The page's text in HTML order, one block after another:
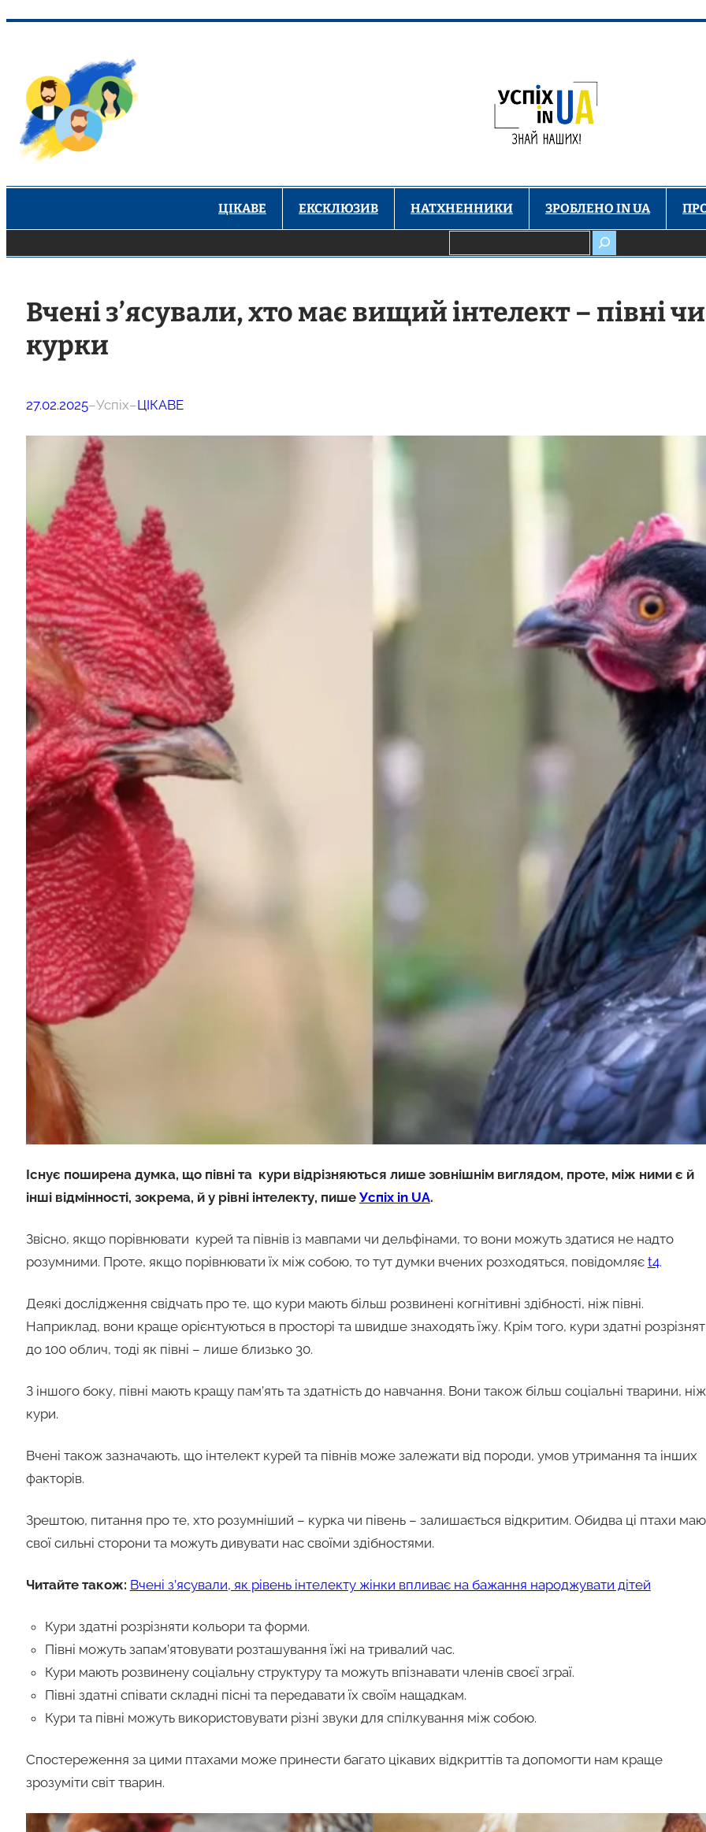
вмісту
ЦІКАВЕ ЕКСКЛЮЗИВ НАТХНЕННИКИ ЗРОБЛЕНО IN UA
Вчені з’ясували, хто має вищий інтелект – півні чи
курки
27.02.2025–Успіх–ЦІКАВЕ
Існує поширена думка, що півні та кури відрізняються лише зовнішнім виглядом, проте, між ними є й
інші відмінності, зокрема, й у рівні інтелекту, пише Успіх in UA.
Звісно, ​​якщо порівнювати курей та півнів із мавпами чи дельфінами, то вони можуть здатися не надто
розумними. Проте, якщо порівнювати їх між собою, то тут думки вчених розходяться, повідомляє t4.
Деякі дослідження свідчать про те, що кури мають більш розвинені когнітивні здібності, ніж півні.
Наприклад, вони краще орієнтуються в просторі та швидше знаходять їжу. Крім того, кури здатні
до 100 облич, тоді як півні – лише близько 30.
З іншого боку, півні мають кращу пам’ять та здатність до навчання. Вони також більш соціальні тварини, ніж
кури.
Вчені також зазначають, що інтелект курей та півнів може залежати від породи, умов утримання та інших
факторів.
Зрештою, питання про те, хто розумніший – курка чи півень – залишається відкритим. Обидва ці птахи
свої сильні сторони та можуть дивувати нас своїми здібностями.
Читайте також: Вчені з’ясували, як рівень інтелекту жінки впливає на бажання народжувати дітей
Кури здатні розрізняти кольори та форми.
Півні можуть запам’ятовувати розташування їжі на тривалий час.
Кури мають розвинену соціальну структуру та можуть впізнавати членів своєї зграї.
Півні здатні співати складні пісні та передавати їх своїм нащадкам.
Кури та півні можуть використовувати різні звуки для спілкування між собою.
Спостереження за цими птахами може принести багато цікавих відкриттів та допомогти нам краще
зрозуміти світ тварин.